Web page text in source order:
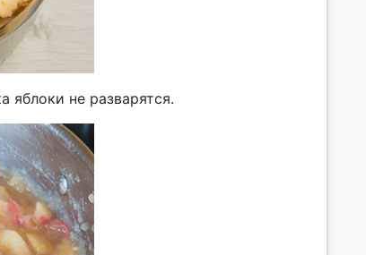
яблоки не разварятся.